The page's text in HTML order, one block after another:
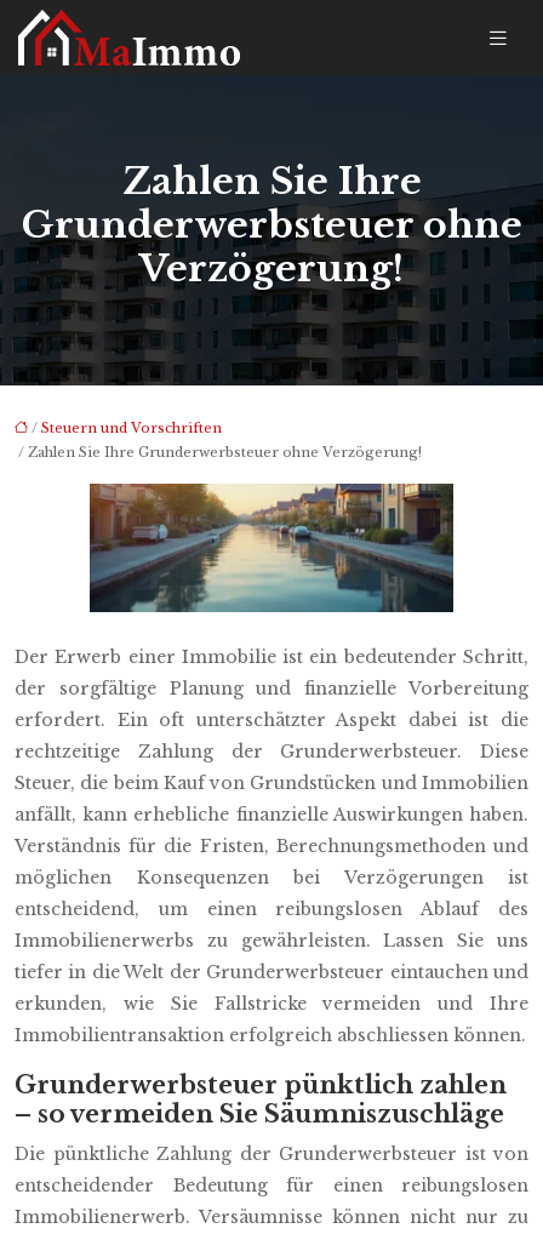
Zahlen Sie Ihre
Grunderwerbsteuer ohne
Verzögerung!
/ Steuern und Vorschriften
/ Zahlen Sie Ihre Grunderwerbsteuer ohne Verzögerung!
Der Erwerb einer Immobilie ist ein bedeutender Schritt,
der sorgfältige Planung und finanzielle Vorbereitung
erfordert. Ein oft unterschätzter Aspekt dabei ist die
rechtzeitige Zahlung der Grunderwerbsteuer. Diese
Steuer, die beim Kauf von Grundstücken und Immobilien
anfällt, kann erhebliche finanzielle Auswirkungen haben.
Verständnis für die Fristen, Berechnungsmethoden und
möglichen Konsequenzen bei Verzögerungen ist
entscheidend, um einen reibungslosen Ablauf des
Immobilienerwerbs zu gewährleisten. Lassen Sie uns
tiefer in die Welt der Grunderwerbsteuer eintauchen und
erkunden, wie Sie Fallstricke vermeiden und Ihre
Immobilientransaktion erfolgreich abschliessen können.
Grunderwerbsteuer pünktlich zahlen
– so vermeiden Sie Säumniszuschläge
Die pünktliche Zahlung der Grunderwerbsteuer ist von
entscheidender Bedeutung für einen reibungslosen
Immobilienerwerb. Versäumnisse können nicht nur zu